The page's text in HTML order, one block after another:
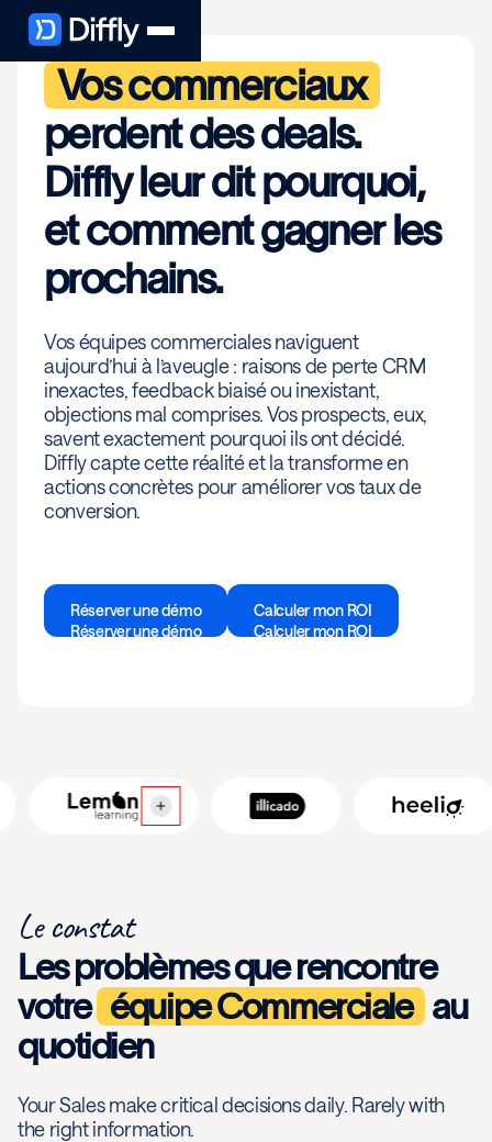
Vos commerciaux
perdent des deals.
Diffly leur dit pourquoi,
et comment gagner les
prochains.
Vos équipes commerciales naviguent
aujourd’hui à l’aveugle : raisons de perte CRM
inexactes, feedback biaisé ou inexistant,
objections mal comprises. Vos prospects, eux,
savent exactement pourquoi ils ont décidé.
Diffly capte cette réalité et la transforme en
actions concrètes pour améliorer vos taux de
conversion.
Réserver une démo
Réserver une démo
Calculer mon ROI
Calculer mon ROI
Le constat
Les problèmes que rencontre
votre équipe Commerciale au
quotidien
Your Sales make critical decisions daily. Rarely with
the right information.